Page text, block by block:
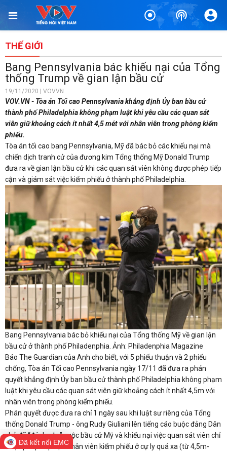
THẾ GIỚI
Bang Pennsylvania bác khiếu nại của Tổng
thống Trump về gian lận bầu cử
19/11/2020 | VOVVN
VOV.VN - Tòa án Tối cao Pennsylvania khẳng định Ủy ban bầu cử
thành phố Philadelphia không phạm luật khi yêu cầu các quan sát
viên giữ khoảng cách ít nhất 4,5 mét với nhân viên trong phòng kiểm
phiếu.
Tòa án tối cao bang Pennsylvania, Mỹ đã bác bỏ các khiếu nại mà
chiến dịch tranh cử của đương kim Tổng thống Mỹ Donald Trump
đưa ra về gian lận bầu cử khi các quan sát viên không được phép tiếp
cận và giám sát việc kiểm phiếu ở thành phố Philadelphia.
Bang Pennsylvania bác bỏ khiếu nại của Tổng thống Mỹ về gian lận
bầu cử ở thành phố Philadenphia. Ảnh: Philadenphia Magazine
Báo The Guardian của Anh cho biết, với 5 phiếu thuận và 2 phiếu
chống, Tòa án Tối cao Pennsylvania ngày 17/11 đã đưa ra phán
quyết khẳng định Ủy ban bầu cử thành phố Philadelphia không phạm
luật khi yêu cầu các quan sát viên giữ khoảng cách ít nhất 4,5m với
nhân viên trong phòng kiểm phiếu.
Phán quyết được đưa ra chỉ 1 ngày sau khi luật sư riêng của Tổng
thống Donald Trump - ông Rudy Giuliani lên tiếng cáo buộc đảng Dân
chủ đã “đánh cắp” cuộc bầu cử Mỹ và khiếu nại việc quan sát viên chỉ
được phép tiếp cận nhân viên kiểm phiếu ở cự ly quá xa (từ 4,5m-
Đã kết nối EMC